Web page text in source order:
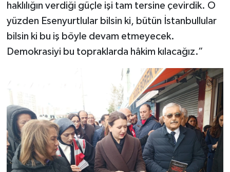
haklılığın verdiği güçle işi tam tersine çevirdik. O
yüzden Esenyurtlular bilsin ki, bütün İstanbullular
bilsin ki bu iş böyle devam etmeyecek.
Demokrasiyi bu topraklarda hâkim kılacağız.”